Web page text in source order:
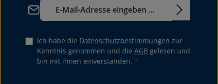
Ich habe die Datenschutzbestimmungen zur
Kenntnis genommen und die AGB gelesen und
bin mit ihnen einverstanden. *